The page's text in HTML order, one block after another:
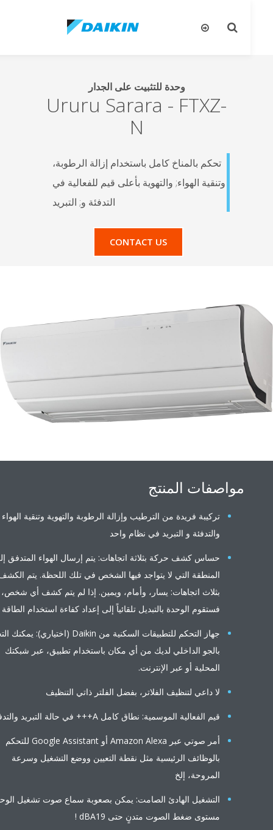
وحدة للتثبيت على الجدار
Ururu Sarara-FTXZ-
تحكم بالمناخ كامل باستخدام إزالة الرطوبة،
وتنقية الهواء; والتهوية بأعلى قيم للفعالية في
التدفئة و; التبريد
CONTACT US
مواصفات المنتج
تركيبة فريدة من الترطيب وإزالة الرطوبة والتهوية وتنقية الهواء
والتدفئة و التبريد في نظام واحد
حساس كشف حركة بثلاثة اتجاهات: يتم إرسال الهواء المتدفق إلى
المنطقة التي لا يتواجد فيها الشخص في تلك اللحظة. يتم الكشف
بثلاث اتجاهات: يسار، وأمام، ويمين. إذا لم يتم كشف أي شخص،
فستقوم الوحدة بالتبديل تلقائياً إلى إعداد كفاءة استخدام الطاقة
جهاز التحكم للتطبيقات السكنية من Daikin (اختياري): يمكنك التحكم
بالجو الداخلي لديك من أي مكان باستخدام تطبيق، عبر شبكتك
المحلية أو عبر الإنترنت.
لا داعي لتنظيف الفلاتر، بفضل الفلتر ذاتي التنظيف
قيم الفعالية الموسمية: نطاق كامل A+++ في حالة التبريد والتدفئة
أمر صوتي عبر Amazon Alexa أو Google Assistant للتحكم
بالوظائف الرئيسية مثل نقطة التعيين ووضع التشغيل وسرعة
المروحة، إلخ
التشغيل الهادئ الصامت: يمكن بصعوبة سماع صوت تشغيل الوحدة.
مستوى ضغط الصوت متدنٍ حتى dBA19 !